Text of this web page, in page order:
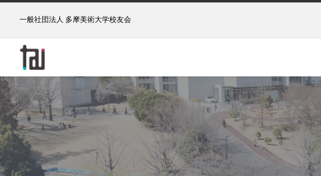
一般社団法人 多摩美術大学校友会